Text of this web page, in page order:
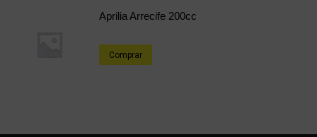
Aprilia Arrecife 200cc
Comprar